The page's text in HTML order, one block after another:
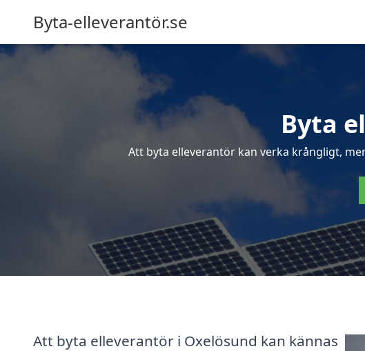
Byta-elleverantör.se
Byta
Att byta elleverantör kan verka krångligt,
Att byta elleverantör i Oxelösund kan kännas